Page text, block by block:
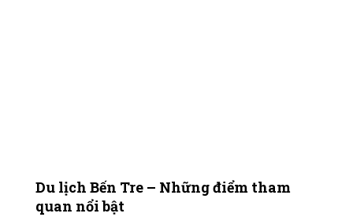
Du lịch Bến Tre – Những điểm tham
quan nổi bật